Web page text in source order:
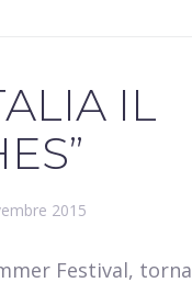
IL
2015
Festival, torna